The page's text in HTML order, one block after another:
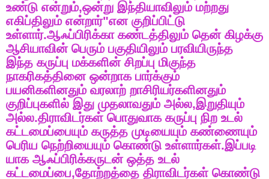
உண்டு என்றும்,ஒன்று இந்தியாவிலும் மற்றது
எகிப்திலும் என்றார்"என குறிப்பிட்டு
உள்ளார்.ஆஃப்பிரிக்கா கண்டத்திலும் தென் கிழக்கு
ஆசியாவின் பெரும் பகுதியிலும் பரவியிருந்த
இந்த கருப்பு மக்களின் சிறப்பு மிகுந்த
நாகரிகத்தினை ஒன்றாக பார்க்கும்
பயனிகளினதும் வரலாற் றாசிரியர்களினதும்
குறிப்புகளில் இது முதலாவதும் அல்ல,இறுதியும்
அல்ல.திராவிடர்கள் பொதுவாக கருப்பு நிற உடல்
கட்டமைப்பையும் கருத்த முடியையும் கண்ணையும்
பெரிய நெற்றியையும் கொண்டு உள்ளார்கள்.இப்படி
யாக ஆஃப்பிரிக்கருடன் ஒத்த உடல்
கட்டமைப்பை,தோற்றத்தை திராவிடர்கள் கொண்டு